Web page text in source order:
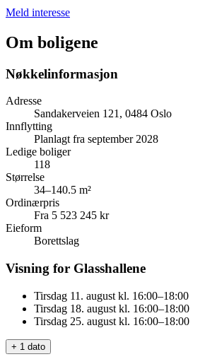
Meld interesse
Om boligene
Nøkkelinformasjon
Adresse
Sandakerveien 121, 0484 Oslo
Innflytting
Planlagt fra september 2028
Ledige boliger
118
Størrelse
34–140.5 m²
Ordinærpris
Fra 5 523 245 kr
Eieform
Borettslag
Visning for Glasshallene
Tirsdag 11. august kl. 16:00–18:00
Tirsdag 18. august kl. 16:00–18:00
Tirsdag 25. august kl. 16:00–18:00
+ 1 dato